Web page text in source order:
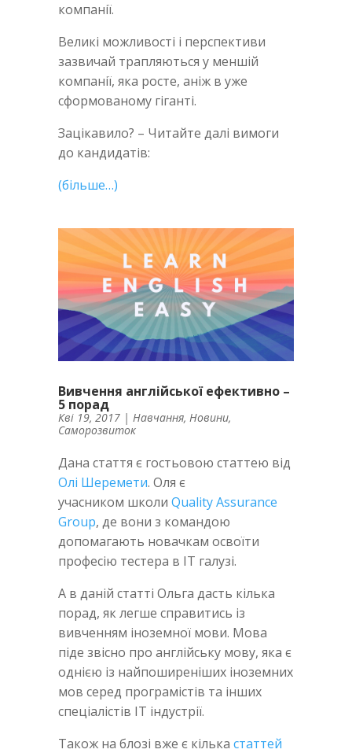
компанії.
Великі можливості і перспективи
зазвичай трапляються у меншій
компанії, яка росте, аніж в уже
сформованому гіганті.
Зацікавило? – Читайте далі вимоги
до кандидатів:
(більше…)
Вивчення англійської ефективно –
5 порад
Кві 19, 2017 | Навчання, Новини,
Саморозвиток
Дана стаття є гостьовою статтею від
Олі Шеремети. Оля є
учасником школи Quality Assurance
Group, де вони з командою
допомагають новачкам освоїти
професію тестера в IT галузі.
А в даній статті Ольга дасть кілька
порад, як легше справитись із
вивченням іноземної мови. Мова
піде звісно про англійську мову, яка є
однією із найпоширеніших іноземних
мов серед програмістів та інших
спеціалістів IT індустрії.
Також на блозі вже є кілька статтей